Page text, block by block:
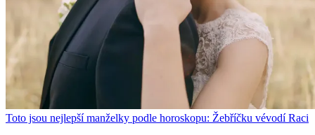
Toto jsou nejlepší manželky podle horoskopu: Žebříčku vévodí Raci